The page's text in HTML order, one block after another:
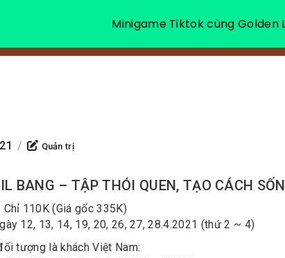
/ Quản trị
BANG – TẬP THÓI QUEN, TẠO CÁCH
Chỉ 110K (Giá gốc 335K)
12, 13, 14, 19, 20, 26, 27, 28.4.2021 (thứ 2 ~ 4)
tượng là khách Việt Nam:
Minigame Tiktok cùng Golden